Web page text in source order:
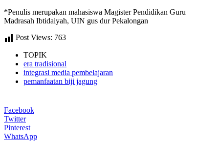
*Penulis merupakan mahasiswa Magister Pendidikan Guru
Madrasah Ibtidaiyah, UIN gus dur Pekalongan
Post Views: 763
TOPIK
era tradisional
integrasi media pembelajaran
pemanfaatan biji jagung
Facebook
Twitter
Pinterest
WhatsApp